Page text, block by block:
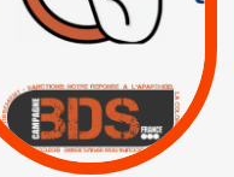
| Actus |
| Boycott militaire |
Lettres d'interpellation